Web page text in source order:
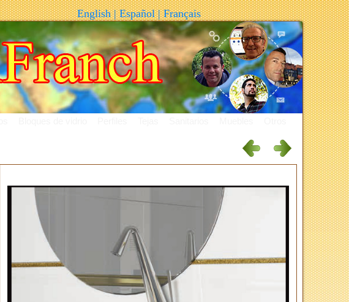
English|Español|Français